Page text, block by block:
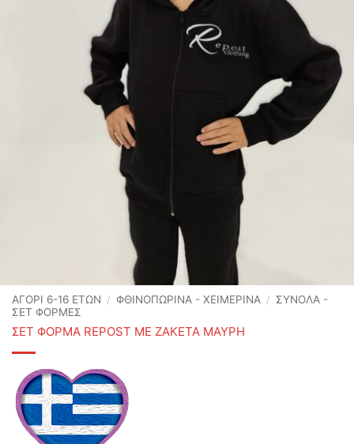
ΑΓΟΡΙ 6-16 ΕΤΩΝ / ΦΘΙΝΟΠΩΡΙΝΆ - ΧΕΙΜΕΡΙΝΆ / ΣΥΝΟΛΑ -
ΣΕΤ ΦΟΡΜΕΣ
ΣΕΤ ΦΟΡΜΑ REPOST ΜΕ ΖΑΚΕΤΑ ΜΑΥΡΗ